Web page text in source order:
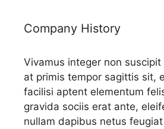
Company History
Vivamus integer non
at primis tempor sagittis sit,
facilisi aptent elementum
gravida sociis erat ante,
nullam dapibus netus